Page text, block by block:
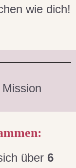
wie dich!
über 6